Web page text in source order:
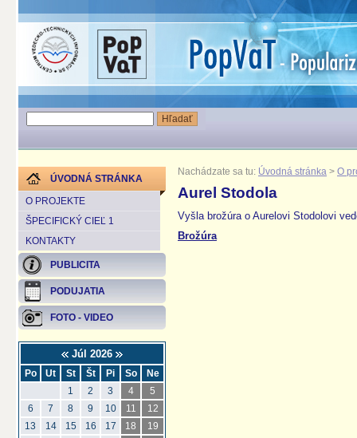
ÚVODNÁ STRÁNKA
O PROJEKTE
ŠPECIFICKÝ CIEĽ 1
KONTAKTY
PUBLICITA
PODUJATIA
FOTO - VIDEO
Júl 2026
Po Ut St Št Pi So
Ne
1
2 3 4
5
6
7 8 9 10 11
12
13
14 15 16 17 18
19
Nachádzate sa tu: Úvodná stránka > O
Aurel Stodola
Vyšla brožúra o Aurelovi Stodolovi
Brožúra